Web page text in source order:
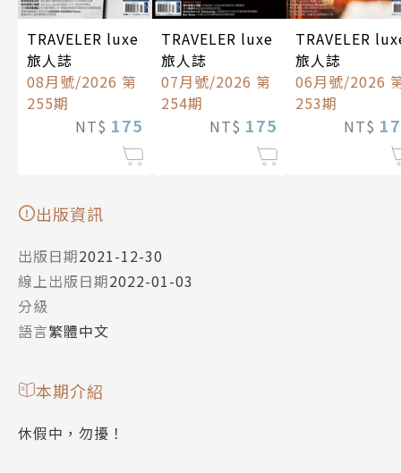
TRAVELER luxe
旅人誌
08月號/2026 第
255期
NT$ 175
TRAVELER luxe
旅人誌
07月號/2026 第
254期
NT$ 175
TRAVELER
旅人誌
06月號/2026
253期
NT$
出版資訊
出版日期2021-12-30
線上出版日期2022-01-03
分級
語言繁體中文
本期介紹
休假中，勿擾！